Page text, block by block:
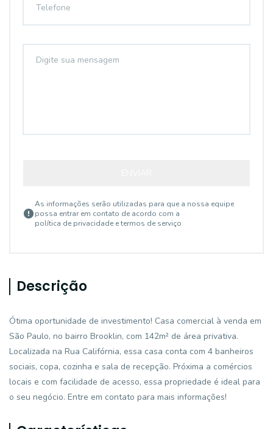
As informações serão utilizadas para que a nossa equipe
possa entrar em contato de acordo com a
política de privacidade e termos de serviço
Descrição
Ótima oportunidade de investimento! Casa comercial à venda em
São Paulo, no bairro Brooklin, com 142m² de área privativa.
Localizada na Rua Califórnia, essa casa conta com 4 banheiros
sociais, copa, cozinha e sala de recepção. Próxima a comércios
locais e com facilidade de acesso, essa propriedade é ideal para
o seu negócio. Entre em contato para mais informações!